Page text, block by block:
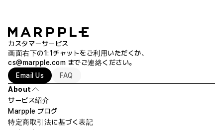
カスタマーサービス
画面右下の1:1チャットをご利用いただくか、
cs@marpple.com までご連絡ください。
Email Us
FAQ
About
サービス紹介
Marpple ブログ
特定商取引法に基づく表記